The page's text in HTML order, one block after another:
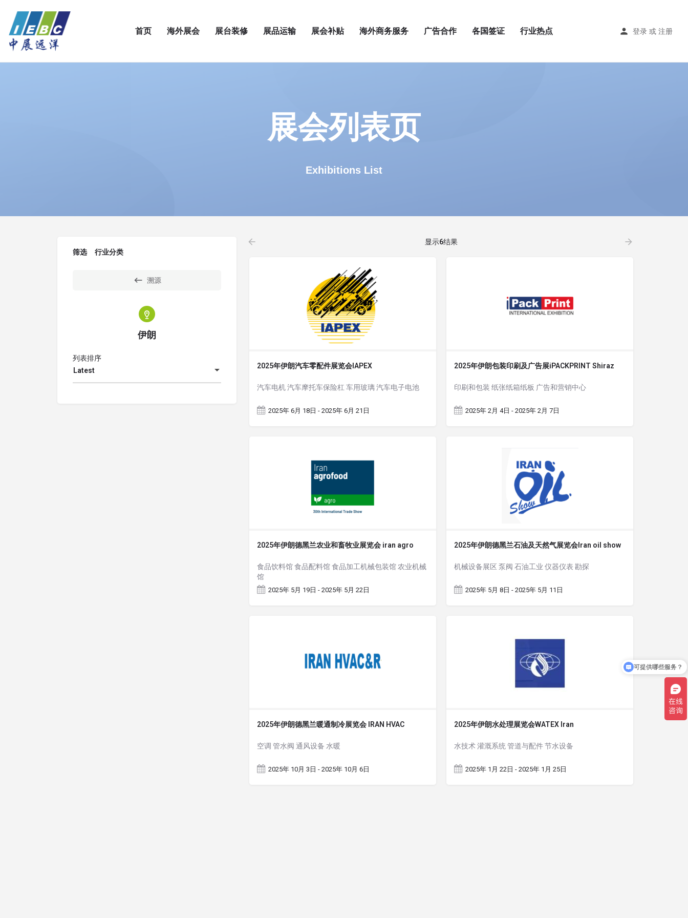
首页 海外展会 展台装修 展品运输 展会补贴 海外商务服务 广告合作 各国签证 行业热点 登录 或 注册
展会列表页
Exhibitions List
筛选 行业分类
溯源
伊朗
Latest
列表排序
显示6结果
2025年伊朗汽车零配件展览会IAPEX
汽车电机 汽车摩托车保险杠 车用玻璃 汽车电子电池
2025年 6月 18日 - 2025年 6月 21日
2025年伊朗包装印刷及广告展iPACKPRINT Shiraz
印刷和包装 纸张纸箱纸板 广告和营销中心
2025年 2月 4日 - 2025年 2月 7日
2025年伊朗德黑兰农业和畜牧业展览会 iran agro
食品饮料馆 食品配料馆 食品加工机械包装馆 农业机械
馆
2025年 5月 19日 - 2025年 5月 22日
2025年伊朗德黑兰石油及天然气展览会Iran oil show
机械设备展区 泵阀 石油工业 仪器仪表 勘探
2025年 5月 8日 - 2025年 5月 11日
2025年伊朗德黑兰暖通制冷展览会 IRAN HVAC
空调 管水阀 通风设备 水暖
2025年 10月 3日 - 2025年 10月 6日
2025年伊朗水处理展览会WATEX Iran
水技术 灌溉系统 管道与配件 节水设备
2025年 1月 22日 - 2025年 1月 25日
可提供哪些服务？